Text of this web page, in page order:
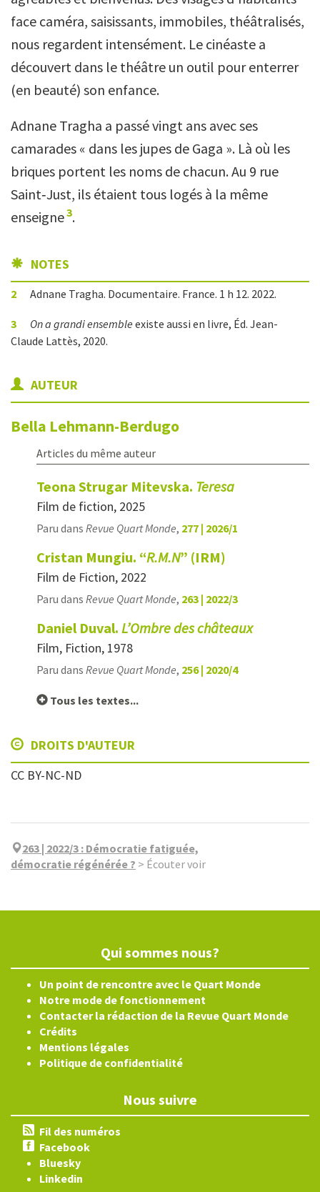
face caméra, saisissants, immobiles, théâtralisés,
nous regardent intensément. Le cinéaste a
découvert dans le théâtre un outil pour enterrer
(en beauté) son enfance.
Adnane Tragha a passé vingt ans avec ses
camarades « dans les jupes de Gaga ». Là où les
briques portent les noms de chacun. Au 9 rue
Saint‑Just, ils étaient tous logés à la même
enseigne3.
NOTES
2 Adnane Tragha. Documentaire. France. 1 h 12. 2022.
3 On a grandi ensemble existe aussi en livre, Éd. Jean-
Claude Lattès, 2020.
AUTEUR
Bella Lehmann-Berdugo
Articles du même auteur
Teona Strugar Mitevska. Teresa
Film de fiction, 2025
Paru dans Revue Quart Monde, 277 | 2026/1
Cristan Mungiu. “R.M.N” (IRM)
Film de Fiction, 2022
Paru dans Revue Quart Monde, 263 | 2022/3
Daniel Duval. L’Ombre des châteaux
Film, Fiction, 1978
Paru dans Revue Quart Monde, 256 | 2020/4
Tous les textes...
DROITS D'AUTEUR
CC BY-NC-ND
263 | 2022/3 : Démocratie fatiguée,
démocratie régénérée ? > Écouter voir
Qui sommes nous?
Un point de rencontre avec le Quart Monde
Notre mode de fonctionnement
Contacter la rédaction de la Revue Quart Monde
Crédits
Mentions légales
Politique de confidentialité
Nous suivre
Fil des numéros
Facebook
Bluesky
Linkedin